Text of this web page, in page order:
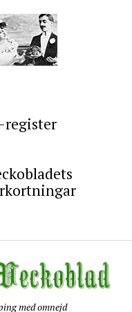
register
med omnejd